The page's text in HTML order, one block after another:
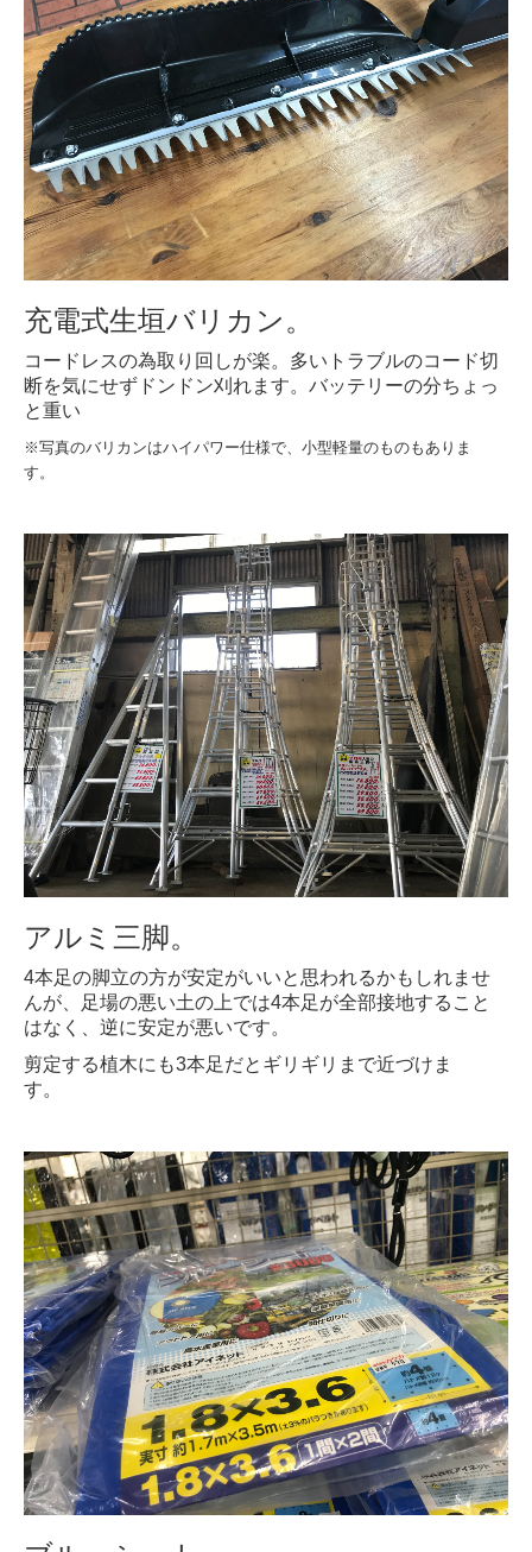
充電式生垣バリカン。
コードレスの為取り回しが楽。多いトラブルのコード切
断を気にせずドンドン刈れます。バッテリーの分ちょっ
と重い
※写真のバリカンはハイパワー仕様で、小型軽量のものもありま
す。
アルミ三脚。
4本足の脚立の方が安定がいいと思われるかもしれませ
んが、足場の悪い土の上では4本足が全部接地すること
はなく、逆に安定が悪いです。
剪定する植木にも3本足だとギリギリまで近づけま
す。